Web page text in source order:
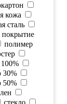
кожа
сталь
покрытие
полимер
30%
50%
стекло